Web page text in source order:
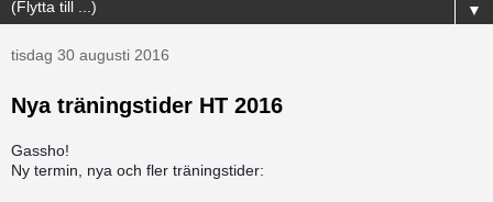
▼
tisdag 30 augusti 2016
Nya träningstider HT 2016
Gassho!
Ny termin, nya och fler träningstider: